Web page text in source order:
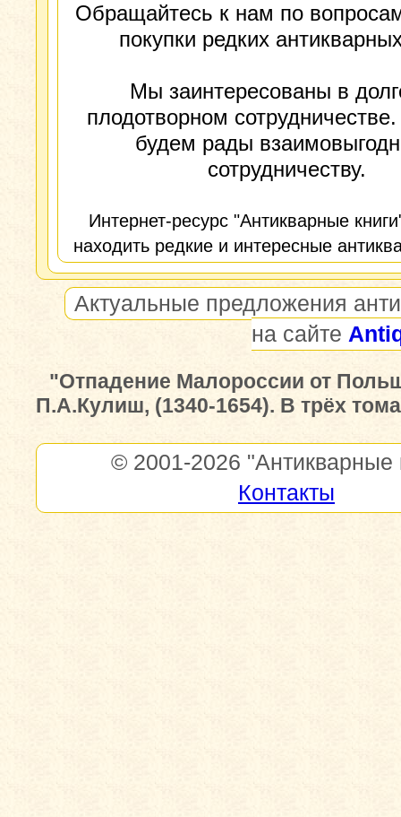
Обращайтесь к нам по
покупки редких
Мы заинтересованы в
плодотворном
будем рады
сотрудничеству.
Интернет-ресурс "Антикварные
находить редкие и интересные
Актуальные предложения
на сайте
"Отпадение Малороссии от
П.А.Кулиш, (1340-1654). В трёх
© 2001-2026 "Антикварные
Контакты